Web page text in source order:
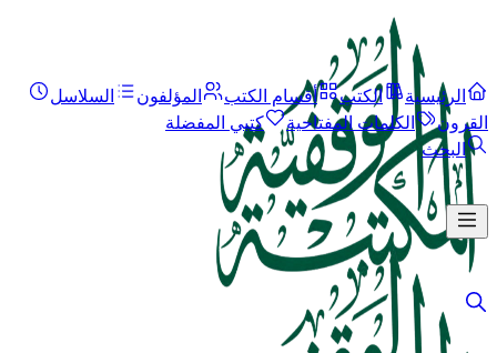
الرئيسية الكتب أقسام الكتب المؤلفون
السلاسل
القرون
الكلمات المفتاحية
كتبي المفضلة
البحث